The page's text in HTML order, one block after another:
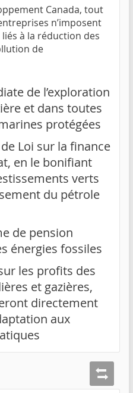
Canada, tout
n’imposent
à la réduction des
de
de l’exploration
et dans toutes
protégées
Loi sur la finance
en le bonifiant
verts
du pétrole
de pension
énergies fossiles
les profits des
et gazières,
directement
aux